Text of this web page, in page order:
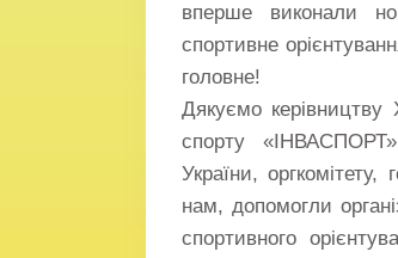
вперше виконали
спортивне
головне!
Дякуємо керівництву
спорту
України, оргкомітету,
нам, допомогли
спортивного